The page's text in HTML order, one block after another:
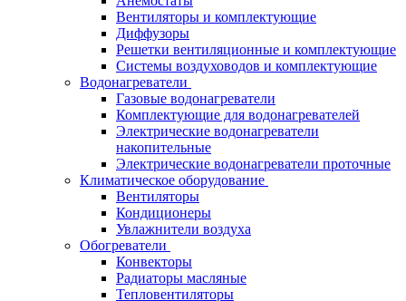
Вентиляторы и комплектующие
Диффузоры
Решетки вентиляционные и комплектующие
Системы воздуховодов и комплектующие
Водонагреватели
Газовые водонагреватели
Комплектующие для водонагревателей
Электрические водонагреватели
накопительные
Электрические водонагреватели проточные
Климатическое оборудование
Вентиляторы
Кондиционеры
Увлажнители воздуха
Обогреватели
Конвекторы
Радиаторы масляные
Тепловентиляторы